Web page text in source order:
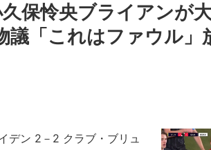
保怜央ブライアンが
議「これはファウル」
デン 2－2 クラブ・ブリュ